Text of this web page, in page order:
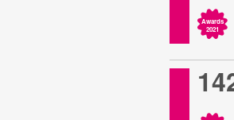
Awards
2021